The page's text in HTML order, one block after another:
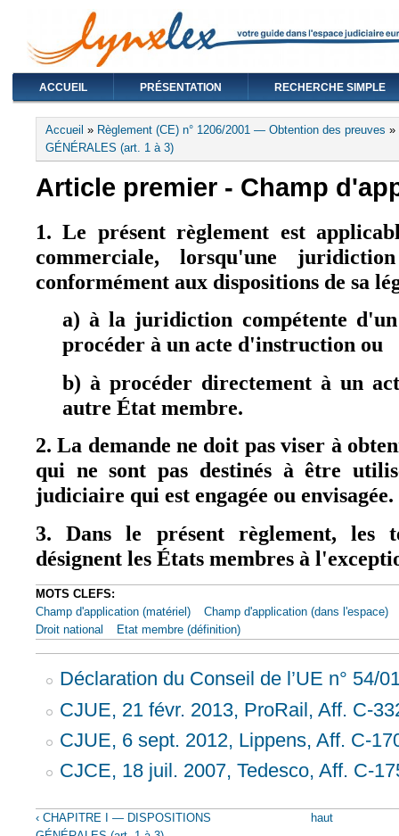
ACCUEIL PRÉSENTATION RECHERCHE SIMPLE
Vous êtes ici
Accueil » Règlement (CE) n° 1206/2001 — Obtention des preuves »
GÉNÉRALES (art. 1 à 3)
Article premier - Champ
1. Le présent règlement est
commerciale, lorsqu'une
conformément aux dispositions de sa
a) à la juridiction compétente
procéder à un acte d'instruction ou
b) à procéder directement à un
autre État membre.
2. La demande ne doit pas viser à
qui ne sont pas destinés à être
judiciaire qui est engagée ou envisagée.
3. Dans le présent règlement, les
désignent les États membres à
MOTS CLEFS:
Champ d'application (matériel)
Champ d'application (dans l'espace)
Droit national
Etat membre (définition)
Déclaration du Conseil de l’UE n° 54/
CJUE, 21 févr. 2013, ProRail, Aff. C-
CJUE, 6 sept. 2012, Lippens, Aff. C-
CJCE, 18 juil. 2007, Tedesco, Aff. C-
‹ CHAPITRE I — DISPOSITIONS
haut